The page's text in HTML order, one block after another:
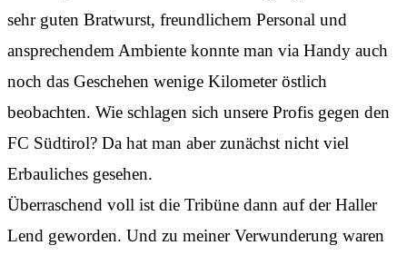
sehr guten Bratwurst, freundlichem Personal und
ansprechendem Ambiente konnte man via Handy auch
noch das Geschehen wenige Kilometer östlich
beobachten. Wie schlagen sich unsere Profis gegen den
FC Südtirol? Da hat man aber zunächst nicht viel
Erbauliches gesehen.
Überraschend voll ist die Tribüne dann auf der Haller
Lend geworden. Und zu meiner Verwunderung waren